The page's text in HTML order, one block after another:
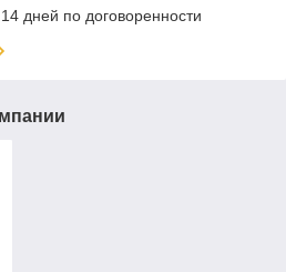
дней по договоренности